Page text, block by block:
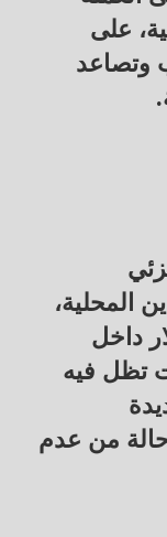
على
وتصاعد
المحلية،
داخل
تظل فيه
من عدم